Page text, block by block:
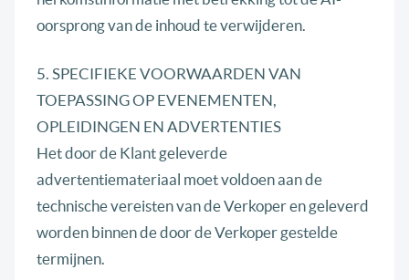
oorsprong van de inhoud te verwijderen.
5. SPECIFIEKE VOORWAARDEN VAN
TOEPASSING OP EVENEMENTEN,
OPLEIDINGEN EN ADVERTENTIES
Het door de Klant geleverde
advertentiemateriaal moet voldoen aan de
technische vereisten van de Verkoper en geleverd
worden binnen de door de Verkoper gestelde
termijnen.